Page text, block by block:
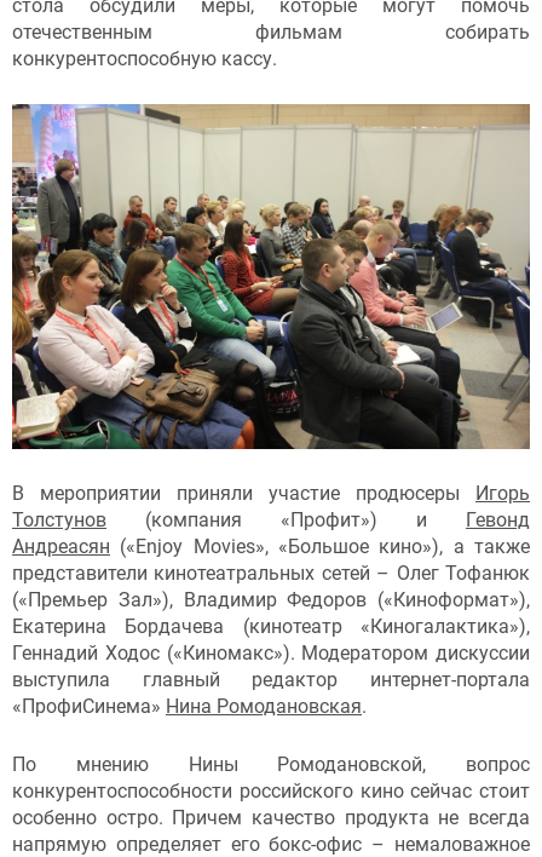
стола обсудили меры, которые могут помочь
отечественным фильмам собирать
конкурентоспособную кассу.
В мероприятии приняли участие продюсеры Игорь
Толстунов (компания «Профит») и Гевонд
Андреасян («Enjoy Movies», «Большое кино»), а также
представители кинотеатральных сетей – Олег Тофанюк
(«Премьер Зал»), Владимир Федоров («Киноформат»),
Екатерина Бордачева (кинотеатр «Киногалактика»),
Геннадий Ходос («Киномакс»). Модератором дискуссии
выступила главный редактор интернет-портала
«ПрофиСинема» Нина Ромодановская.
По мнению Нины Ромодановской, вопрос
конкурентоспособности российского кино сейчас стоит
особенно остро. Причем качество продукта не всегда
напрямую определяет его бокс-офис – немаловажное